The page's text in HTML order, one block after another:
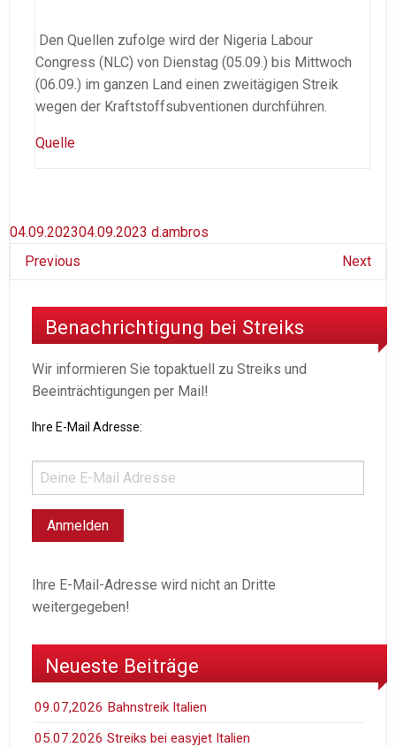
Den Quellen zufolge wird der Nigeria Labour
Congress (NLC) von Dienstag (05.09.) bis Mittwoch
(06.09.) im ganzen Land einen zweitägigen Streik
wegen der Kraftstoffsubventionen durchführen.
Quelle
04.09.202304.09.2023 d.ambros
Previous
Next
Benachrichtigung bei Streiks
Wir informieren Sie topaktuell zu Streiks und
Beeinträchtigungen per Mail!
Ihre E-Mail Adresse:
Ihre E-Mail-Adresse wird nicht an Dritte
weitergegeben!
Neueste Beiträge
09.07,2026 Bahnstreik Italien
05.07.2026 Streiks bei easyjet Italien